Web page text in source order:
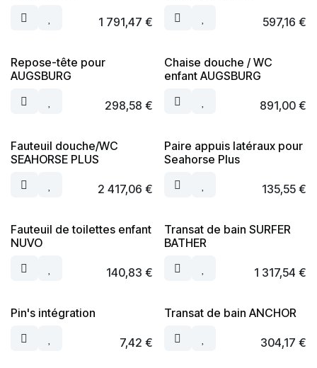
1 791,47 € 597,16 €
Repose-tête pour
AUGSBURG
298,58 €
Chaise douche / WC
enfant AUGSBURG
891,00€
Fauteuil douche/WC
SEAHORSE PLUS
2 417,06 €
Paire appuis latéraux pour
Seahorse Plus
135,55€
Fauteuil de toilettes enfant
NUVO
140,83 €
Transat de bain SURFER
BATHER
1 317,54 €
Pin's intégration
7,42 €
Transat de bain ANCHOR
304,17 €